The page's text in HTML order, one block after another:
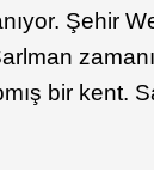
Şehir
bir kent.